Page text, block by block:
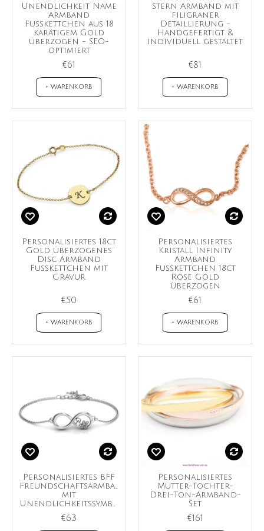
Unendlichkeit Name
Armband
Fußkettchen aus 18
karätigem Gold
überzogen - SEO-
optimiert
€61
+ WARENKORB
Stern Armband mit
filigraner
Detaillierung -
Handgefertigt &
individuell gestaltet
€81
+ WARENKORB
Personalisiertes 18ct
Gold überzogenes
Disc Armband
Fußkettchen mit
Gravur
€50
+ WARENKORB
Personalisiertes
Kristall Infinity
Armband
Fußkettchen 18ct
Rose Gold
überzogen
€61
+ WARENKORB
Personalisiertes BFF
Freundschaftsarmband
mit
Unendlichkeitssymbol
€63
Personalisiertes
Mutter-Tochter-
Drei-Ton-Armband-
Set
€161